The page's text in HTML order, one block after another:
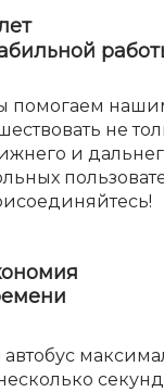
помогаем
не
и
автобус